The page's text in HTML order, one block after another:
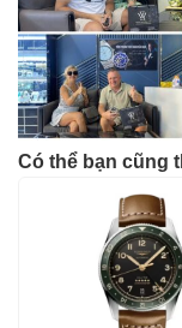
Có thể bạn cũng